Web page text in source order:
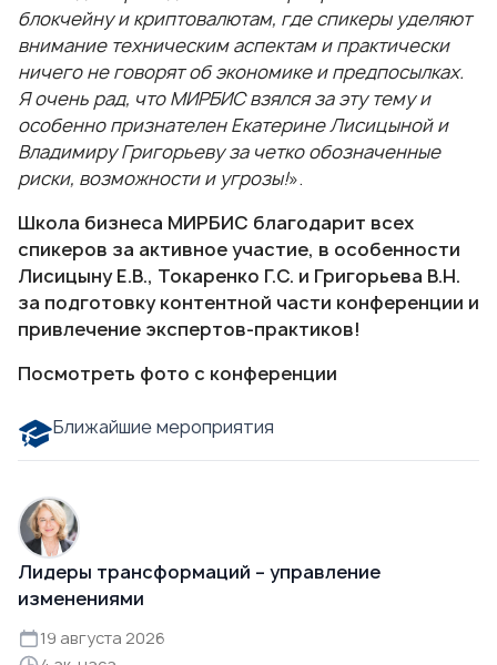
блокчейну и криптовалютам, где спикеры уделяют
внимание техническим аспектам и практически
ничего не говорят об экономике и предпосылках.
Я очень рад, что МИРБИС взялся за эту тему и
особенно признателен Екатерине Лисицыной и
Владимиру Григорьеву за четко обозначенные
риски, возможности и угрозы!».
Школа бизнеса МИРБИС благодарит всех
спикеров за активное участие, в особенности
Лисицыну Е.В., Токаренко Г.С. и Григорьева В.Н.
за подготовку контентной части конференции и
привлечение экспертов-практиков!
Посмотреть фото с конференции
Ближайшие мероприятия
Лидеры трансформаций – управление
изменениями
19 августа 2026